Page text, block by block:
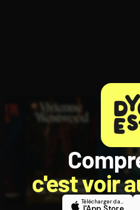
c'est voir
Télécharger dans